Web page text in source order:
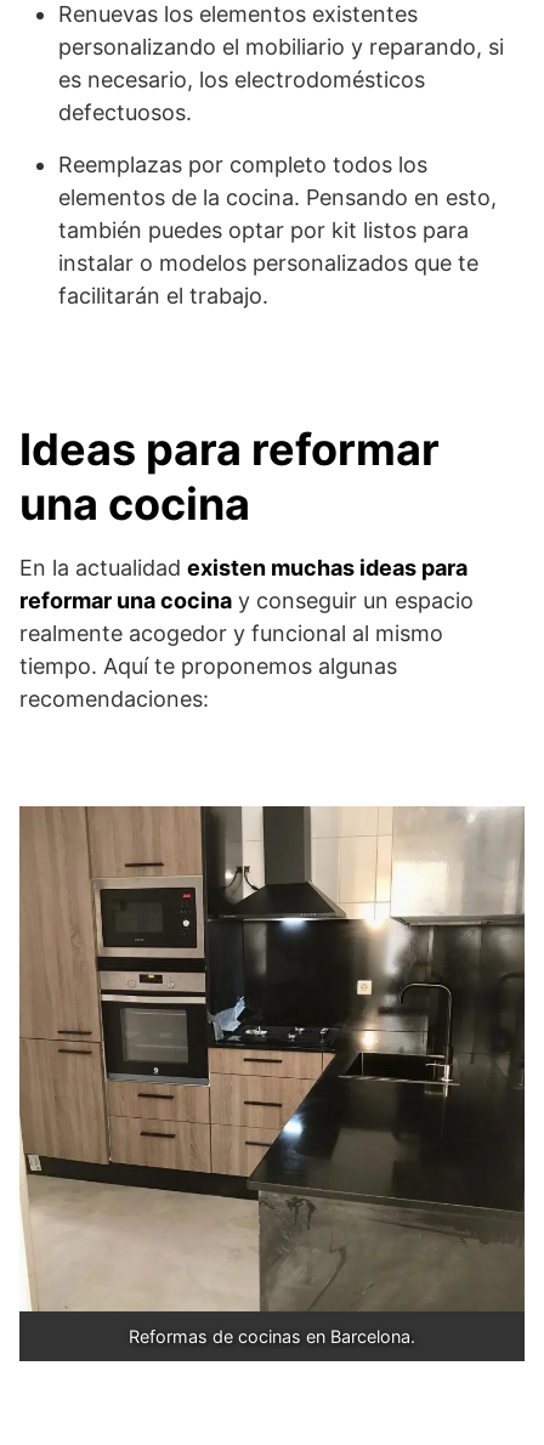
Renuevas los elementos existentes
personalizando el mobiliario y reparando, si
es necesario, los electrodomésticos
defectuosos.
Reemplazas por completo todos los
elementos de la cocina. Pensando en esto,
también puedes optar por kit listos para
instalar o modelos personalizados que te
facilitarán el trabajo.
Ideas para reformar
una cocina
En la actualidad existen muchas ideas para
reformar una cocina y conseguir un espacio
realmente acogedor y funcional al mismo
tiempo. Aquí te proponemos algunas
recomendaciones:
Reformas de cocinas en Barcelona.